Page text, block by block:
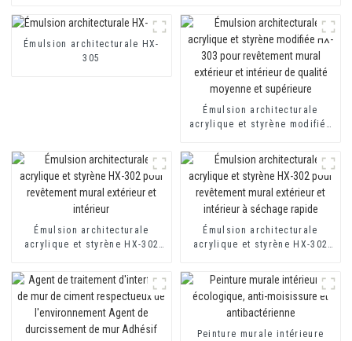
Émulsion architecturale HX-
305
Émulsion architecturale
acrylique et styrène modifiée
extérieur et intérieur de
qualité moyenne et supérieure
Émulsion architecturale
acrylique et styrène HX-302
extérieur et intérieur
Émulsion architecturale
acrylique et styrène HX-302
extérieur et intérieur à
séchage rapide
Peinture murale intérieure